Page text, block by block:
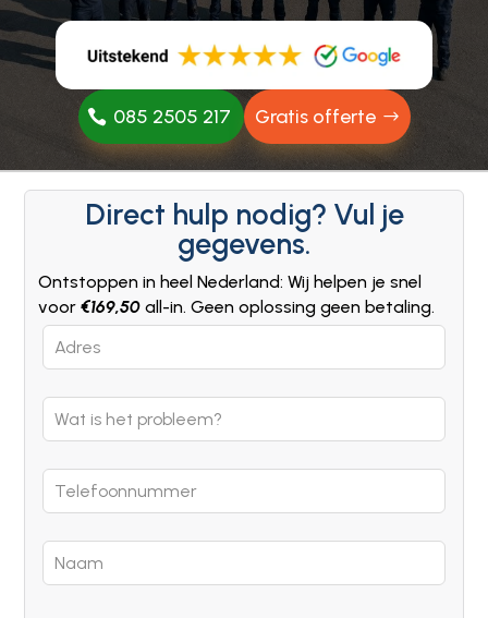
085 2505 217 Gratis offerte
Direct hulp nodig? Vul je
gegevens.
Ontstoppen in heel Nederland: Wij helpen je snel
voor€169,50 all-in. Geen oplossing geen betaling.
Leave
this
blank